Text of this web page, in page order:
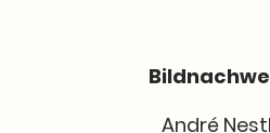
André